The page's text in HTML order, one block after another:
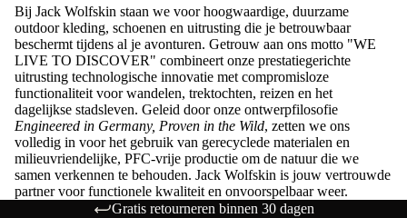
Bij Jack Wolfskin staan we voor hoogwaardige, duurzame
outdoor kleding, schoenen en uitrusting die je betrouwbaar
beschermt tijdens al je avonturen. Getrouw aan ons motto "WE
LIVE TO DISCOVER" combineert onze prestatiegerichte
uitrusting technologische innovatie met compromisloze
functionaliteit voor wandelen, trektochten, reizen en het
dagelijkse stadsleven. Geleid door onze ontwerpfilosofie
Engineered in Germany, Proven in the Wild, zetten we ons
volledig in voor het gebruik van gerecyclede materialen en
milieuvriendelijke, PFC-vrije productie om de natuur die we
samen verkennen te behouden. Jack Wolfskin is jouw vertrouwde
partner voor functionele kwaliteit en onvoorspelbaar weer.
Gratis retourneren binnen 30 dagen